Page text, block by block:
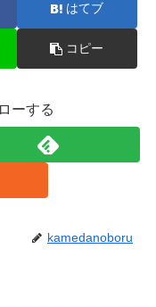
はてブ
コピー
ーする
kamedanoboru